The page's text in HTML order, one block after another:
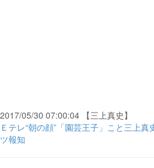
2017/05/30 07:00:04 【三上真史】
Ｅテレ“朝の顔”「園芸王子」こと三上
ツ報知